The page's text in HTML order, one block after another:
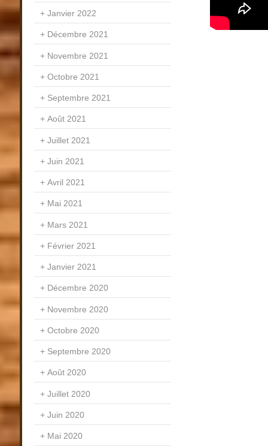
Janvier 2022
Décembre 2021
Novembre 2021
Octobre 2021
Septembre 2021
Août 2021
Juillet 2021
Juin 2021
Avril 2021
Mai 2021
Mars 2021
Février 2021
Janvier 2021
Décembre 2020
Novembre 2020
Octobre 2020
Septembre 2020
Août 2020
Juillet 2020
Juin 2020
Mai 2020